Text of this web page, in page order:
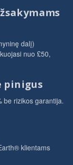
dalį)
nuo £50,
pinigus
be rizikos garantija.
klientams